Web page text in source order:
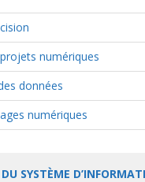
numériques
données
numériques
SYSTÈME